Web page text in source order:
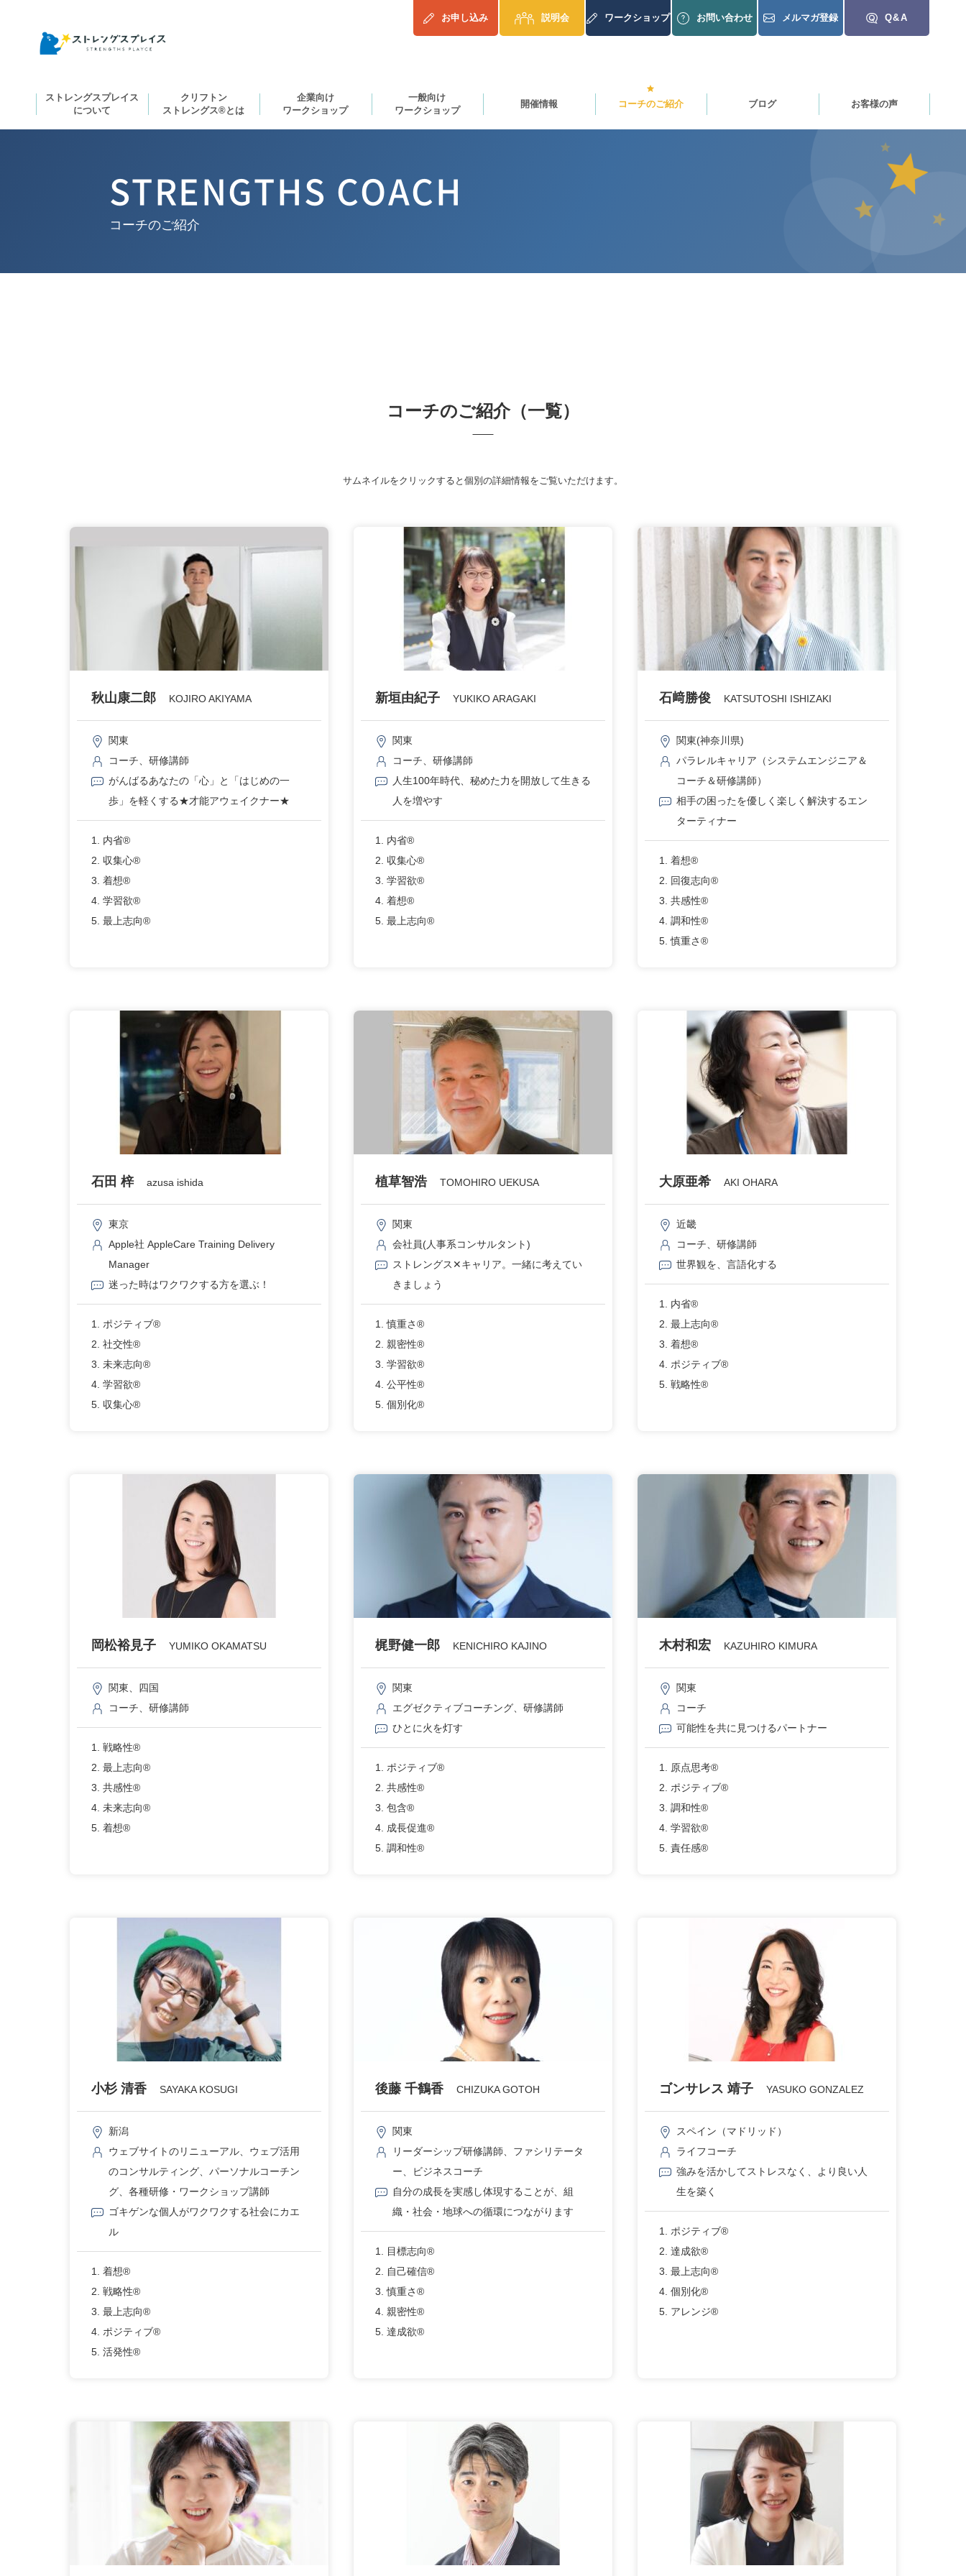
お申し込み 説明会 ワークショップ お問い合わせ メルマガ登録 Q&A
ストレングスプレイス
について
クリフトン
ストレングス®とは
企業向け
ワークショップ
一般向け
ワークショップ
開催情報 コーチのご紹介 ブログ お客様の声
STRENGTHS COACH
コーチのご紹介
コーチのご紹介（一覧）
サムネイルをクリックすると 個別の詳細情報をご覧いただけます。
秋山康二郎 KOJIRO AKIYAMA
関東
コーチ、研修講師
がんばるあなたの「心」と「はじめの一
歩」を軽くする★才能アウェイクナー★
1. 内省®
2. 収集心®
3. 着想®
4. 学習欲®
5. 最上志向®
新垣由紀子 YUKIKO ARAGAKI
関東
コーチ、研修講師
人生100年時代、秘めた力を開放して生きる
人を増やす
1. 内省®
2. 収集心®
3. 学習欲®
4. 着想®
5. 最上志向®
石﨑勝俊 KATSUTOSHI ISHIZAKI
関東(神奈川県)
パラレルキャリア（システムエンジニア＆
コーチ＆研修講師）
相手の困ったを優しく楽しく解決するエン
ターティナー
1. 着想®
2. 回復志向®
3. 共感性®
4. 調和性®
5. 慎重さ®
石田 梓 azusa ishida
東京
Apple社 AppleCare Training Delivery
Manager
迷った時はワクワクする方を選ぶ！
1. ポジティブ®
2. 社交性®
3. 未来志向®
4. 学習欲®
5. 収集心®
植草智浩 TOMOHIRO UEKUSA
関東
会社員(人事系コンサルタント)
ストレングス✕キャリア。一緒に考えてい
きましょう
1. 慎重さ®
2. 親密性®
3. 学習欲®
4. 公平性®
5. 個別化®
大原亜希 AKI OHARA
近畿
コーチ、研修講師
世界観を、言語化する
1. 内省®
2. 最上志向®
3. 着想®
4. ポジティブ®
5. 戦略性®
岡松裕見子 YUMIKO OKAMATSU
関東、四国
コーチ、研修講師
1. 戦略性®
2. 最上志向®
3. 共感性®
4. 未来志向®
5. 着想®
梶野健一郎 KENICHIRO KAJINO
関東
エグゼクティブコーチング、研修講師
ひとに火を灯す
1. ポジティブ®
2. 共感性®
3. 包含®
4. 成長促進®
5. 調和性®
木村和宏 KAZUHIRO KIMURA
関東
コーチ
可能性を共に見つけるパートナー
1. 原点思考®
2. ポジティブ®
3. 調和性®
4. 学習欲®
5. 責任感®
小杉 清香 SAYAKA KOSUGI
新潟
ウェブサイトのリニューアル、ウェブ活用
のコンサルティング、パーソナルコーチン
グ、各種研修・ワークショップ講師
ゴキゲンな個人がワクワクする社会にカエ
ル
1. 着想®
2. 戦略性®
3. 最上志向®
4. ポジティブ®
5. 活発性®
後藤 千鶴香 CHIZUKA GOTOH
関東
リーダーシップ研修講師、ファシリテータ
ー、ビジネスコーチ
自分の成長を実感し体現することが、組
織・社会・地球への循環につながります
1. 目標志向®
2. 自己確信®
3. 慎重さ®
4. 親密性®
5. 達成欲®
ゴンサレス 靖子 YASUKO GONZALEZ
スペイン（マドリッド）
ライフコーチ
強みを活かしてストレスなく、より良い人
生を築く
1. ポジティブ®
2. 達成欲®
3. 最上志向®
4. 個別化®
5. アレンジ®